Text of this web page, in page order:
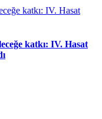
katkı: IV. Hasat